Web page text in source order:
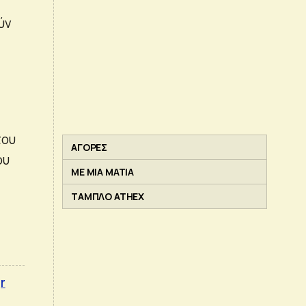
ΑΓΟΡΕΣ
ΜΕ ΜΙΑ ΜΑΤΙΑ
ΤΑΜΠΛΟ ATHEX